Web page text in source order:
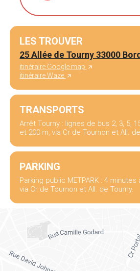
LES TROUVER
25 Allée de Tourny 33000
itinéraire Google map
itinéraire Waze
TRANSPORTS
Arrêt Tourny : lignes de bus 2, 3, 5,
et 200 m, via Cr de Tournon et All.
PARKING
Parking public METPARK : 4
via Cr de Tournon et All. de Tourny.